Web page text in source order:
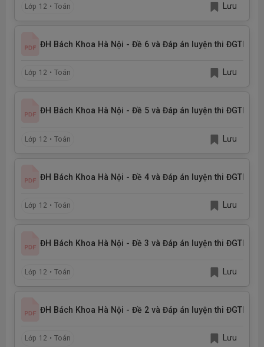
Lớp 12 • Toán Lưu
ĐH Bách Khoa Hà Nội - Đề 6 và Đáp án luyện thi ĐGTD
Lớp 12 • Toán Lưu
ĐH Bách Khoa Hà Nội - Đề 5 và Đáp án luyện thi ĐGTD
Lớp 12 • Toán Lưu
ĐH Bách Khoa Hà Nội - Đề 4 và Đáp án luyện thi ĐGTD
Lớp 12 • Toán Lưu
ĐH Bách Khoa Hà Nội - Đề 3 và Đáp án luyện thi ĐGTD
Lớp 12 • Toán Lưu
ĐH Bách Khoa Hà Nội - Đề 2 và Đáp án luyện thi ĐGTD
Lớp 12 • Toán Lưu